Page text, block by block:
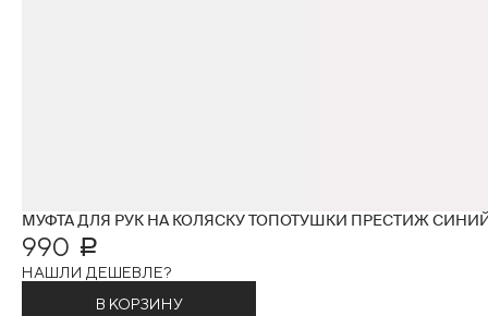
МУФТА ДЛЯ РУК НА КОЛЯСКУ ТОПОТУШКИ ПРЕСТИЖ
990
Р
НАШЛИ ДЕШЕВЛЕ?
В КОРЗИНУ